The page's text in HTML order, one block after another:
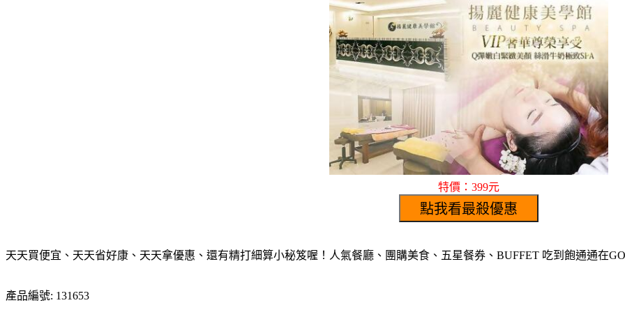
特價：399元
天天買便宜、天天省好康、天天拿優惠、還有精打細算小秘笈喔！人氣餐廳、團購美食、五星餐券、BUFFET 吃到飽通通在
產品編號: 131653